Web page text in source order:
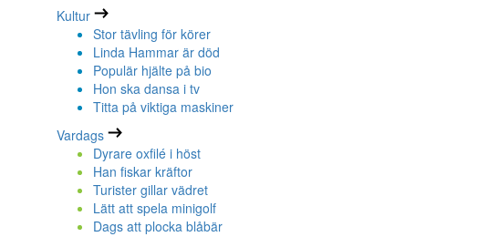
Kultur
Stor tävling för körer
Linda Hammar är död
Populär hjälte på bio
Hon ska dansa i tv
Titta på viktiga maskiner
Vardags
Dyrare oxfilé i höst
Han fiskar kräftor
Turister gillar vädret
Lätt att spela minigolf
Dags att plocka blåbär